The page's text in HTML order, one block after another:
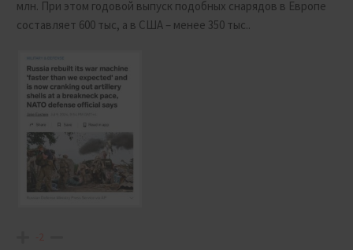
млн. При этом годовой выпуск подобных снарядов в Европе
составляет 600 тыс, а в США – менее 350 тыс..
-2